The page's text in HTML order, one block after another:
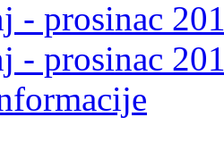
- prosinac
- prosinac